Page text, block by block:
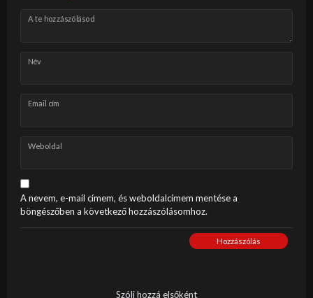
A te hozzászólásod
Név
Email cím
Weboldal
A nevem, e-mail címem, és weboldalcímem mentése a
böngészőben a következő hozzászólásomhoz.
Hozzászólás
Szólj hozzá elsőként